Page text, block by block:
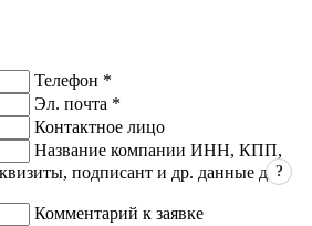
Телефон *
Эл. почта *
Контактное лицо
Название компании ИНН, КПП,
подписант и др. данные для
?
Комментарий к заявке